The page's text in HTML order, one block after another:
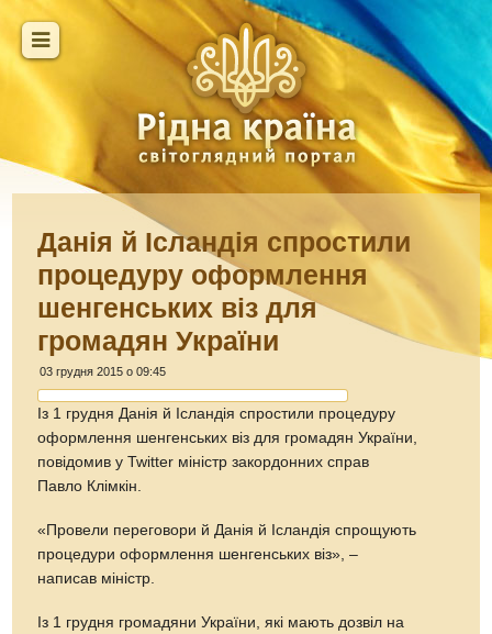
Данія й Ісландія спростили
процедуру оформлення
шенгенських віз для
громадян України
03 грудня 2015 о 09:45
Із 1 грудня Данія й Ісландія спростили процедуру
оформлення шенгенських віз для громадян України,
повідомив у Twitter міністр закордонних справ
Павло Клімкін.
«Провели переговори й Данія й Ісландія спрощують
процедури оформлення шенгенських віз», –
написав міністр.
Із 1 грудня громадяни України, які мають дозвіл на